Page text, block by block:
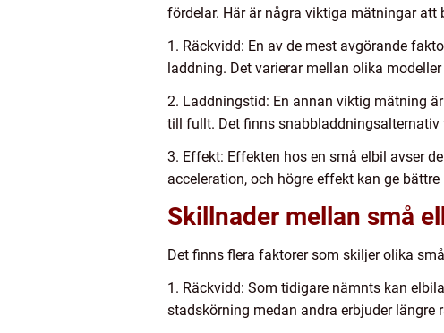
fördelar. Här är några viktiga mätningar att
1. Räckvidd: En av de mest avgörande
laddning. Det varierar mellan olika
2. Laddningstid: En annan viktig mätning
till fullt. Det finns
3. Effekt: Effekten hos en små elbil avser
acceleration, och högre effekt kan ge
Skillnader mellan små
Det finns flera faktorer som skiljer olika
1. Räckvidd: Som tidigare nämnts kan
stadskörning medan andra erbjuder längre